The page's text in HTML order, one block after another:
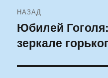
по
записям
НАЗАД
Предыдущая
запись:
Юбилей
зеркале